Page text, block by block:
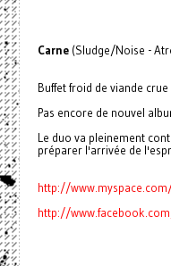
Carne (Sludge/Noise -
Buffet froid de viande
Pas encore de nouvel
Le duo va pleinement
préparer l'arrivée de
http://
http://